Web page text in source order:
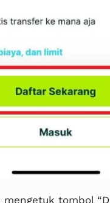
mengetuk tombol